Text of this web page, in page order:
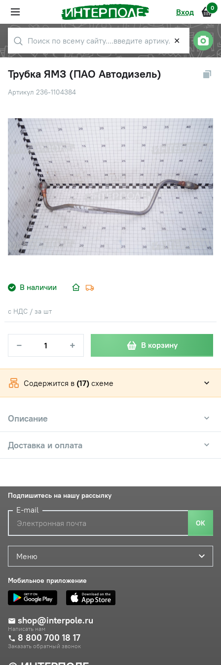
Вход 0
✕
Трубка ЯМЗ (ПАО Автодизель)
Артикул 236-1104384
В наличии
с НДС / за шт
− + В корзину
Содержится в (17) схеме
Описание
Доставка и оплата
Меню
Мобильное приложение
shop@interpole.ru
Написать нам
8 800 700 18 17
Заказать обратный звонок
Подпишитесь на нашу рассылку
E-mail
ОК